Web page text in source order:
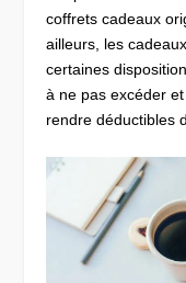
coffrets cadeaux
ailleurs, les
certaines
à ne pas excéder
rendre déductibles